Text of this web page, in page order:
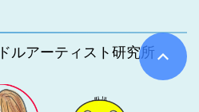
ルアーティスト研究所